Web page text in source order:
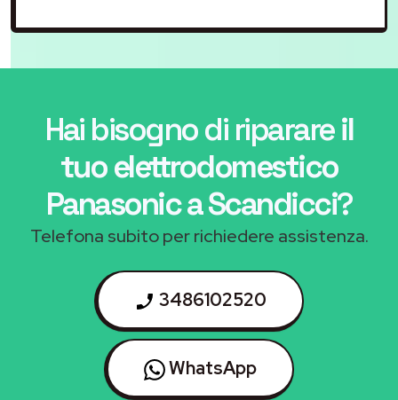
Hai bisogno di riparareil
tuo elettrodomestico
Panasonic a Scandicci?
Telefona subito per richiedere assistenza.
3486102520
WhatsApp